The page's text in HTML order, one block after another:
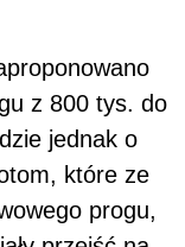
z 800 tys. do
jednak o
które ze
progu,